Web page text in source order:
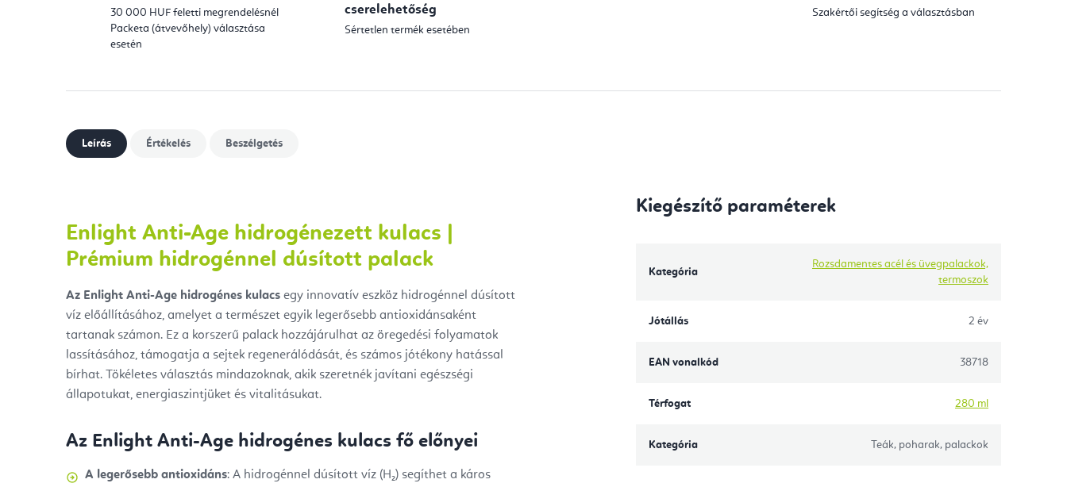
30 000 HUF feletti megrendelésnél
Packeta (átvevőhely) választása
esetén
cserelehetőség
Sértetlen termék esetében
Szakértői segítség a választásban
Leírás Értékelés Beszélgetés
Enlight Anti-Age hidrogénezett kulacs |
Prémium hidrogénnel dúsított palack
Az Enlight Anti-Age hidrogénes kulacs egy innovatív eszköz hidrogénnel dúsított
víz előállításához, amelyet a természet egyik legerősebb antioxidánsaként
tartanak számon. Ez a korszerű palack hozzájárulhat az öregedési folyamatok
lassításához, támogatja a sejtek regenerálódását, és számos jótékony hatással
bírhat. Tökéletes választás mindazoknak, akik szeretnék javítani egészségi
állapotukat, energiaszintjüket és vitalitásukat.
Az Enlight Anti-Age hidrogénes kulacs fő előnyei
A legerősebb antioxidáns: A hidrogénnel dúsított víz (H₂) segíthet a káros
Kiegészítő paraméterek
Kategória
Rozsdamentes acél és üvegpalackok,
termoszok
Jótállás 2 év
EAN vonalkód 38718
Térfogat 280 ml
Kategória Teák, poharak, palackok